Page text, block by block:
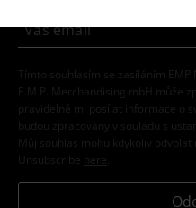
Tímto souhlasím se zasíláním
E.M.P. Merchandising mbH může
pravidelně mi posílat informace o
budou zpracovány v souladu s
Můj souhlas mohu kdykoliv odvolat
Unsubscribe here